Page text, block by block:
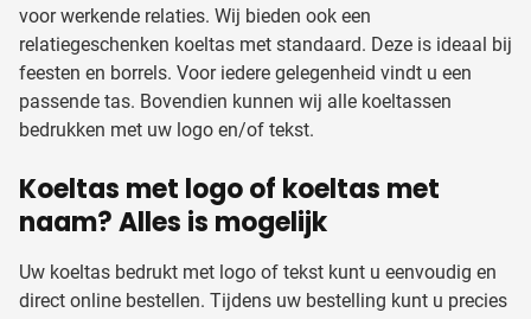
voor werkende relaties. Wij bieden ook een
relatiegeschenken koeltas met standaard. Deze is ideaal bij
feesten en borrels. Voor iedere gelegenheid vindt u een
passende tas. Bovendien kunnen wij alle koeltassen
bedrukken met uw logo en/of tekst.
Koeltas met logo of koeltas met
naam? Alles is mogelijk
Uw koeltas bedrukt met logo of tekst kunt u eenvoudig en
direct online bestellen. Tijdens uw bestelling kunt u precies